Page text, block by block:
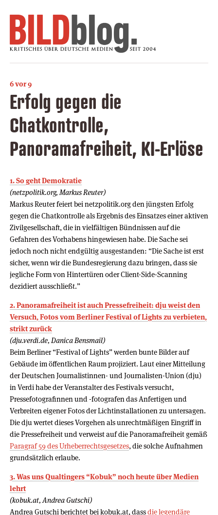
6 vor 9
Erfolg gegen die
Chatkontrolle,
Panoramafreiheit, KI-Erlöse
1. So geht Demokratie
(netzpolitik.org, Markus Reuter)
Markus Reuter feiert bei netzpolitik.org den jüngsten Erfolg
gegen die Chatkontrolle als Ergebnis des Einsatzes einer aktiven
Zivilgesellschaft, die in vielfältigen Bündnissen auf die
Gefahren des Vorhabens hingewiesen habe. Die Sache sei
jedoch noch nicht endgültig ausgestanden: “Die Sache ist erst
sicher, wenn wir die Bundesregierung dazu bringen, dass sie
jegliche Form von Hintertüren oder Client-Side-Scanning
dezidiert ausschließt.”
2. Panoramafreiheit ist auch Pressefreiheit: dju weist den
Versuch, Fotos vom Berliner Festival of Lights zu verbieten,
strikt zurück
(dju.verdi.de, Danica Bensmail)
Beim Berliner “Festival of Lights” werden bunte Bilder auf
Gebäude im öffentlichen Raum projiziert. Laut einer Mitteilung
der Deutschen Journalistinnen- und Journalisten-Union (dju)
in Verdi habe der Veranstalter des Festivals versucht,
Pressefotografinnen und -fotografen das Anfertigen und
Verbreiten eigener Fotos der Lichtinstallationen zu untersagen.
Die dju wertet dieses Vorgehen als unrechtmäßigen Eingriff in
die Pressefreiheit und verweist auf die Panoramafreiheit gemäß
Paragraf 59 des Urheberrechtsgesetzes, die solche Aufnahmen
grundsätzlich erlaube.
3. Was uns Qualtingers “Kobuk” noch heute über Medien
lehrt
(kobuk.at, Andrea Gutschi)
Andrea Gutschi berichtet bei kobuk.at, dassdie legendäre